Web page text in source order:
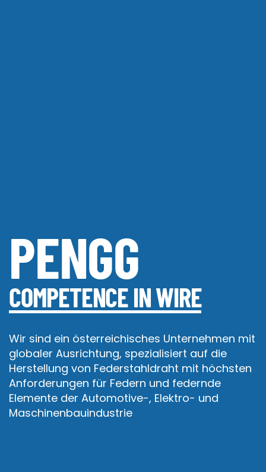
PENGG
COMPETENCE IN WIRE
Wir sind ein österreichisches Unternehmen mit
globaler Ausrichtung, spezialisiert auf die
Herstellung von Federstahldraht mit höchsten
Anforderungen für Federn und federnde
Elemente der Automotive-, Elektro- und
Maschinenbauindustrie